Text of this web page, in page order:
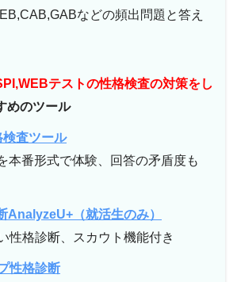
などの頻出問題と答え
テストの性格検査の対策をし
めのツール
検査ツール
本番形式で体験、回答の矛盾度も
AnalyzeU+（就活生のみ）
性格診断、スカウト機能付き
性格診断